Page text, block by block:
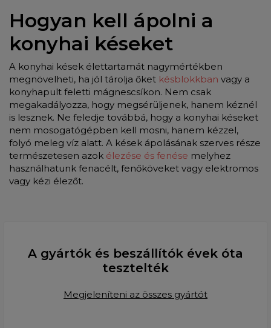
Hogyan kell ápolni a
konyhai késeket
A konyhai kések élettartamát nagymértékben
megnövelheti, ha jól tárolja őket késblokkban vagy a
konyhapult feletti mágnescsíkon. Nem csak
megakadályozza, hogy megsérüljenek, hanem kéznél
is lesznek. Ne feledje továbbá, hogy a konyhai késeket
nem mosogatógépben kell mosni, hanem kézzel,
folyó meleg víz alatt. A kések ápolásának szerves része
természetesen azok élezése és fenése melyhez
használhatunk fenacélt, fenőköveket vagy elektromos
vagy kézi élezőt.
A gyártók és beszállítók évek óta
tesztelték
Megjeleníteni az összes gyártót